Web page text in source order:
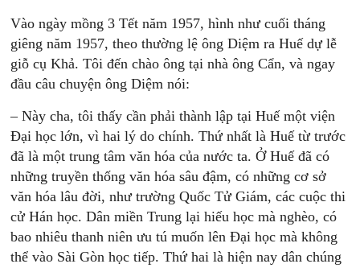
Vào ngày mồng 3 Tết năm 1957, hình như cuối tháng
giêng năm 1957, theo thường lệ ông Diệm ra Huế dự lễ
giỗ cụ Khả. Tôi đến chào ông tại nhà ông Cẩn, và ngay
đầu câu chuyện ông Diệm nói:
– Này cha, tôi thấy cần phải thành lập tại Huế một viện
Đại học lớn, vì hai lý do chính. Thứ nhất là Huế từ trước
đã là một trung tâm văn hóa của nước ta. Ở Huế đã có
những truyền thống văn hóa sâu đậm, có những cơ sở
văn hóa lâu đời, như trường Quốc Tử Giám, các cuộc thi
cử Hán học. Dân miền Trung lại hiếu học mà nghèo, có
bao nhiêu thanh niên ưu tú muốn lên Đại học mà không
thể vào Sài Gòn học tiếp. Thứ hai là hiện nay dân chúng